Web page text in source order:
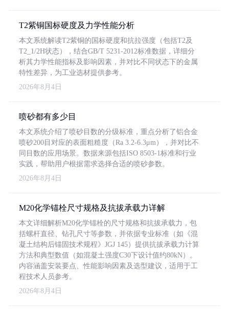
T2紫铜国标硬度及力学性能分析
本文系统解读T2紫铜的国标硬度和抗拉强度（包括T2及
T2_1/2H状态），结合GB/T 5231-2012标准数据，详细分
析其力学性能指标及影响因素，并对比不同状态下的金属
特性差异，为工业选材提供参考。
2026年8月4日
喷砂都有多少目
本文系统介绍了喷砂目数的分级标准，重点分析了铝合金
喷砂200目对应的表面粗糙度（Ra 3.2-6.3μm），并对比不
同目数的应用场景。数据来源包括ISO 8503-1标准和行业
实践，帮助用户根据需求选择合适的喷砂参数。
2026年8月4日
M20化学锚栓尺寸规格及抗拔承载力详解
本文详细解析M20化学锚栓的尺寸规格和抗拔承载力，包
括螺杆直径、钻孔尺寸等参数，并依据专业标准（如《混
凝土结构后锚固技术规程》JGJ 145）提供抗拔承载力计算
方法和典型数值（如混凝土强度C30下设计值约80kN）。
内容涵盖安装要点、性能影响因素及选型建议，适用于工
程技术人员参考。
2026年8月4日